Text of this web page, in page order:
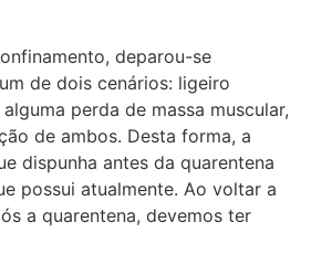
deparou-se
de dois cenários: ligeiro
perda de massa muscular,
de ambos. Desta forma, a
dispunha antes da quarentena
possui atualmente. Ao voltar a
a quarentena, devemos ter